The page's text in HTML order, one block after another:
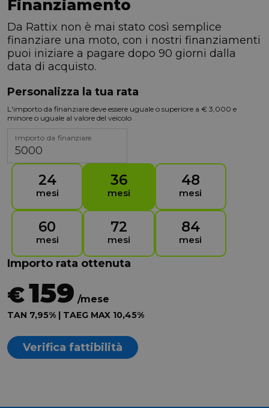
Finanziamento
Da Rattix non è mai stato così semplice
finanziare una moto, con i nostri finanziamenti
puoi iniziare a pagare dopo 90 giorni dalla
data di acquisto.
Personalizza la tua rata
L'importo da finanziare deve essere uguale o superiore a € 3,000 e
minore o uguale al valore del veicolo
Importo da finanziare
24
mesi
36
mesi
48
mesi
60
mesi
72
mesi
84
mesi
Importo rata ottenuta
€159 /mese
TAN 7,95% | TAEG MAX 10,45%
Verifica fattibilità